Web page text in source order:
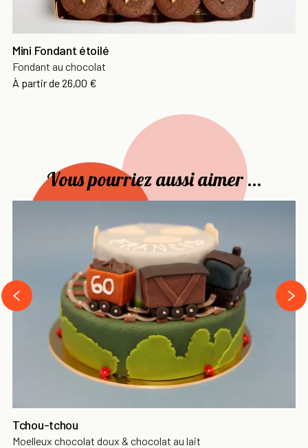
Mini Fondant étoilé
Fondant au chocolat
À partir dePrix
26,00 €
Vous pourriez aussi aimer ...
Tchou-tchou
Moelleux chocolat doux & chocolat au lait
‹
›